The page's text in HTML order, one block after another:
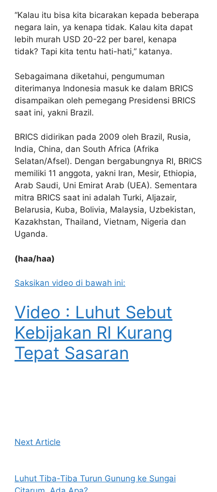
“Kalau itu bisa kita bicarakan kepada beberapa
negara lain, ya kenapa tidak. Kalau kita dapat
lebih murah USD 20-22 per barel, kenapa
tidak? Tapi kita tentu hati-hati,” katanya.
Sebagaimana diketahui, pengumuman
diterimanya Indonesia masuk ke dalam BRICS
disampaikan oleh pemegang Presidensi BRICS
saat ini, yakni Brazil.
BRICS didirikan pada 2009 oleh Brazil, Rusia,
India, China, dan South Africa (Afrika
Selatan/Afsel). Dengan bergabungnya RI, BRICS
memiliki 11 anggota, yakni Iran, Mesir, Ethiopia,
Arab Saudi, Uni Emirat Arab (UEA). Sementara
mitra BRICS saat ini adalah Turki, Aljazair,
Belarusia, Kuba, Bolivia, Malaysia, Uzbekistan,
Kazakhstan, Thailand, Vietnam, Nigeria dan
Uganda.
(haa/haa)
Saksikan video di bawah ini:
Video : Luhut Sebut
Kebijakan RI Kurang
Tepat Sasaran
Next Article
Luhut Tiba-Tiba Turun Gunung ke Sungai